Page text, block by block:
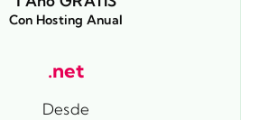
Con Hosting Anual
.net
Desde